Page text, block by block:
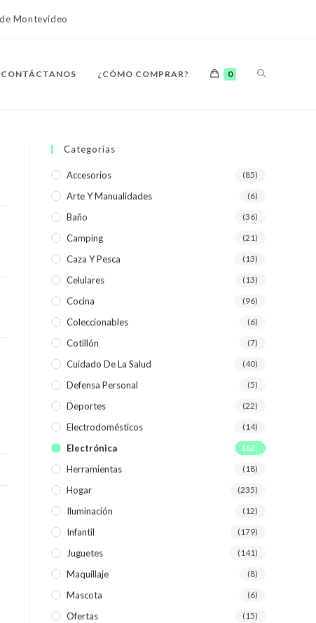
Montevideo
CONTÁCTANOS ¿CÓMO COMPRAR? 0 ALTERNAR
DE
LA
Categorías
Accesorios (85)
Arte Y Manualidades (6)
Baño (36)
Camping (21)
Caza Y Pesca (13)
Celulares (13)
Cocina (96)
Coleccionables (6)
Cotillón (7)
Cuidado De La Salud (40)
Defensa Personal (5)
Deportes (22)
Electrodomésticos (14)
Electrónica (62)
Herramientas (18)
Hogar (235)
Iluminación (12)
Infantil (179)
Juguetes (141)
Maquillaje (8)
Mascota (6)
Ofertas (15)